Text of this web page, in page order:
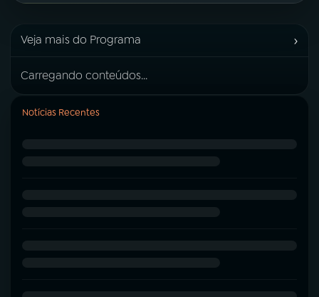
Veja mais do Programa ›
Carregando conteúdos...
Notícias Recentes